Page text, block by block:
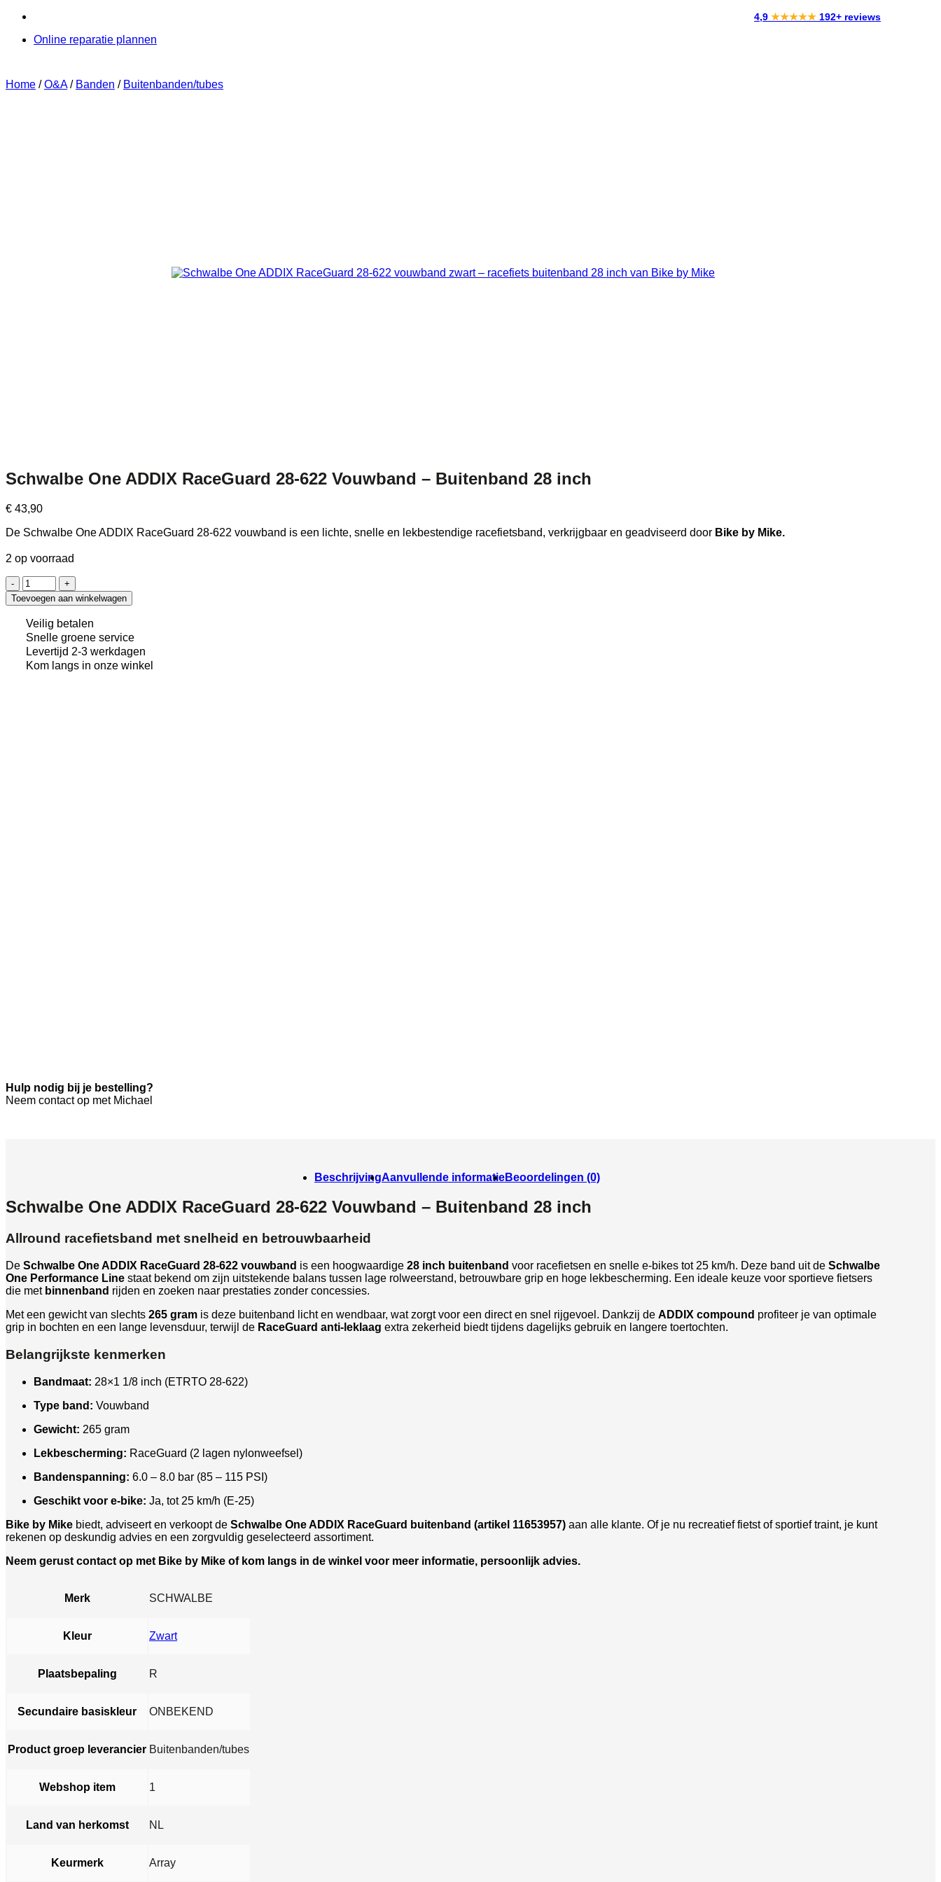
4,9 ★★★★★ 192+ reviews
Online reparatie plannen
Home / O&A / Banden / Buitenbanden/tubes
Schwalbe One ADDIX RaceGuard 28-622 Vouwband – Buitenband 28 inch
€ 43,90
De Schwalbe One ADDIX RaceGuard 28-622 vouwband is een lichte, snelle en lekbestendige racefietsband, verkrijgbaar en geadviseerd door Bike by Mike.
2 op voorraad
Schwalbe
One
ADDIX
RaceGuard
28-
622
Vouwband
–
Toevoegen aan winkelwagen
Veilig betalen
Snelle groene service
Levertijd 2-3 werkdagen
Kom langs in onze winkel
Hulp nodig bij je bestelling?
Neem contact op met Michael
BeschrijvingAanvullende informatieBeoordelingen (0)
Schwalbe One ADDIX RaceGuard 28-622 Vouwband – Buitenband 28 inch
Allround racefietsband met snelheid en betrouwbaarheid
De Schwalbe One ADDIX RaceGuard 28-622 vouwband is een hoogwaardige 28 inch buitenband voor racefietsen en snelle e-bikes tot 25 km/h. Deze band uit de Schwalbe
One Performance Line staat bekend om zijn uitstekende balans tussen lage rolweerstand, betrouwbare grip en hoge lekbescherming. Een ideale keuze voor sportieve fietsers
die met binnenband rijden en zoeken naar prestaties zonder concessies.
Met een gewicht van slechts 265 gram is deze buitenband licht en wendbaar, wat zorgt voor een direct en snel rijgevoel. Dankzij de ADDIX compound profiteer je van optimale
grip in bochten en een lange levensduur, terwijl de RaceGuard anti-leklaag extra zekerheid biedt tijdens dagelijks gebruik en langere toertochten.
Belangrijkste kenmerken
Bandmaat: 28×1 1/8 inch (ETRTO 28-622)
Type band: Vouwband
Gewicht: 265 gram
Lekbescherming: RaceGuard (2 lagen nylonweefsel)
Bandenspanning: 6.0 – 8.0 bar (85 – 115 PSI)
Geschikt voor e-bike: Ja, tot 25 km/h (E-25)
Bike by Mike biedt, adviseert en verkoopt de Schwalbe One ADDIX RaceGuard buitenband (artikel 11653957) aan alle klante. Of je nu recreatief fietst of sportief traint, je kunt
rekenen op deskundig advies en een zorgvuldig geselecteerd assortiment.
Neem gerust contact op met Bike by Mike of kom langs in de winkel voor meer informatie, persoonlijk advies.
Merk SCHWALBE
Kleur Zwart
Plaatsbepaling R
Secundaire basiskleur ONBEKEND
Product groep leverancier Buitenbanden/tubes
Webshop item 1
Land van herkomst NL
Keurmerk Array